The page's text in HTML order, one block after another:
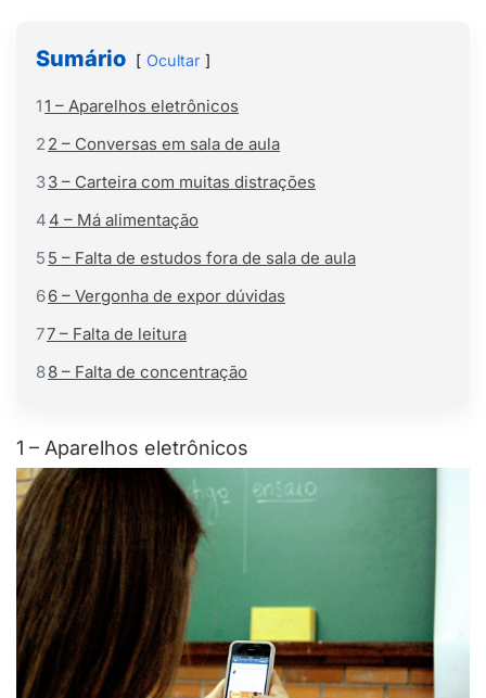
Sumário Ocultar
11 – Aparelhos eletrônicos
2 2 – Conversas em sala de aula
33 – Carteira com muitas distrações
4 4 – Má alimentação
5 5 – Falta de estudos fora de sala de aula
66 – Vergonha de expor dúvidas
77 – Falta de leitura
88 – Falta de concentração
1 – Aparelhos eletrônicos